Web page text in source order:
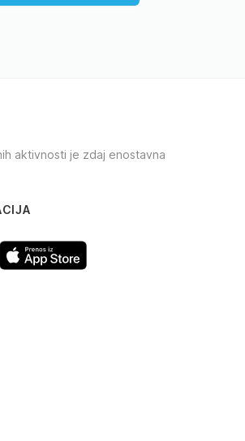
aktivnosti je zdaj enostavna